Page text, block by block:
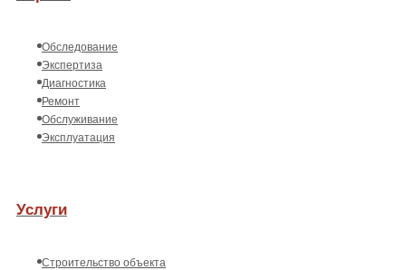
Обследование
Экспертиза
Диагностика
Ремонт
Обслуживание
Эксплуатация
Услуги
Строительство объекта